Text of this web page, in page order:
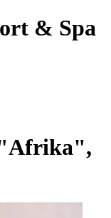
& Spa
"Afrika",